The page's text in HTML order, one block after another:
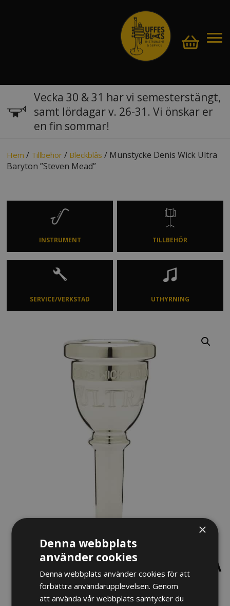
Vecka 30 & 31 har vi semesterstängt,
samt lördagar v. 26-31. Vi önskar er
en fin sommar!
Hem / Tillbehör / Bleckblås / Munstycke Denis Wick Ultra
Baryton ”Steven Mead”
INSTRUMENT TILLBEHÖR
SERVICE/VERKSTAD UTHYRNING
MUNSTYCKE DENIS WICK ULTRA
BARYTON ”STEVEN MEAD”
×
Denna webbplats
använder cookies
Denna webbplats använder cookies för att
förbättra användarupplevelsen. Genom
att använda vår webbplats samtycker du